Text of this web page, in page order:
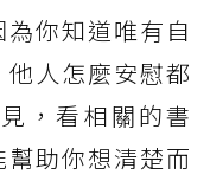
你知道唯有自
人怎麼安慰都
，看相關的書
助你想清楚而